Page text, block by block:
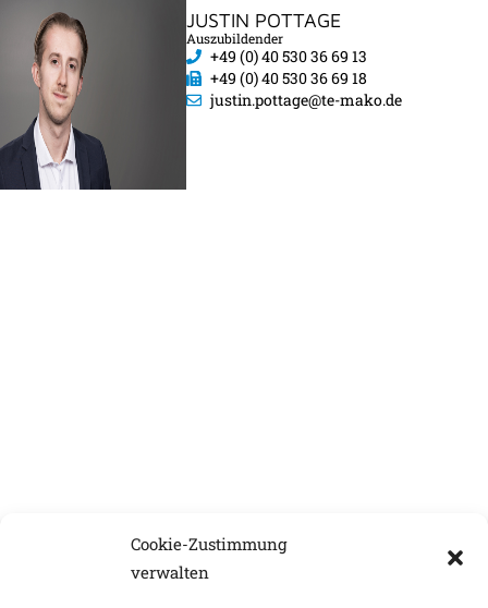
Cookie-Zustimmung
verwalten
JUSTIN POTTAGE
Auszubildender
+49 (0) 40 530 36 69 13
+49 (0) 40 530 36 69 18
justin.pottage@te-mako.de